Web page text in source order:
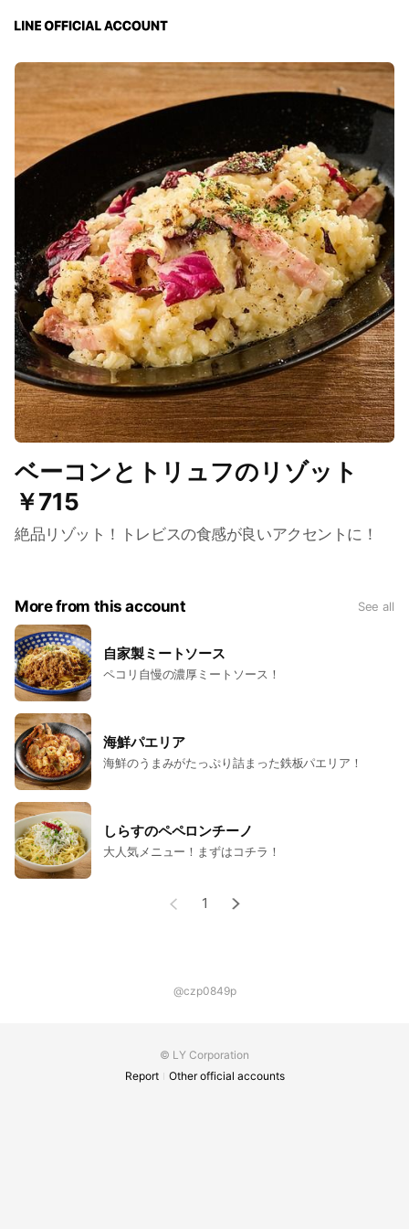
ベーコンとトリュフのリゾット
￥715
絶品リゾット！トレビスの食感が良いアクセントに！
More from this account See all
自家製ミートソース
ペコリ自慢の濃厚ミートソース！
海鮮パエリア
海鮮のうまみがたっぷり詰まった鉄板パエリア！
しらすのペペロンチーノ
大人気メニュー！まずはコチラ！
1
@czp0849p
© LY Corporation
Report
Other official accounts